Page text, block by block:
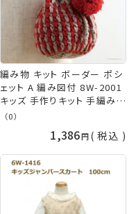
編み物 キット ボーダー ポシ
ェット A 編み図付 8W-2001
キッズ 手作りキット 手編みキ
ット かぎ針 編み かぎ針編み
編み 手作り 手芸 毛糸 赤 レ
ッド やわらかラム 横田 ダル
マ daruma 手芸の山久
（0）
1,386 税込